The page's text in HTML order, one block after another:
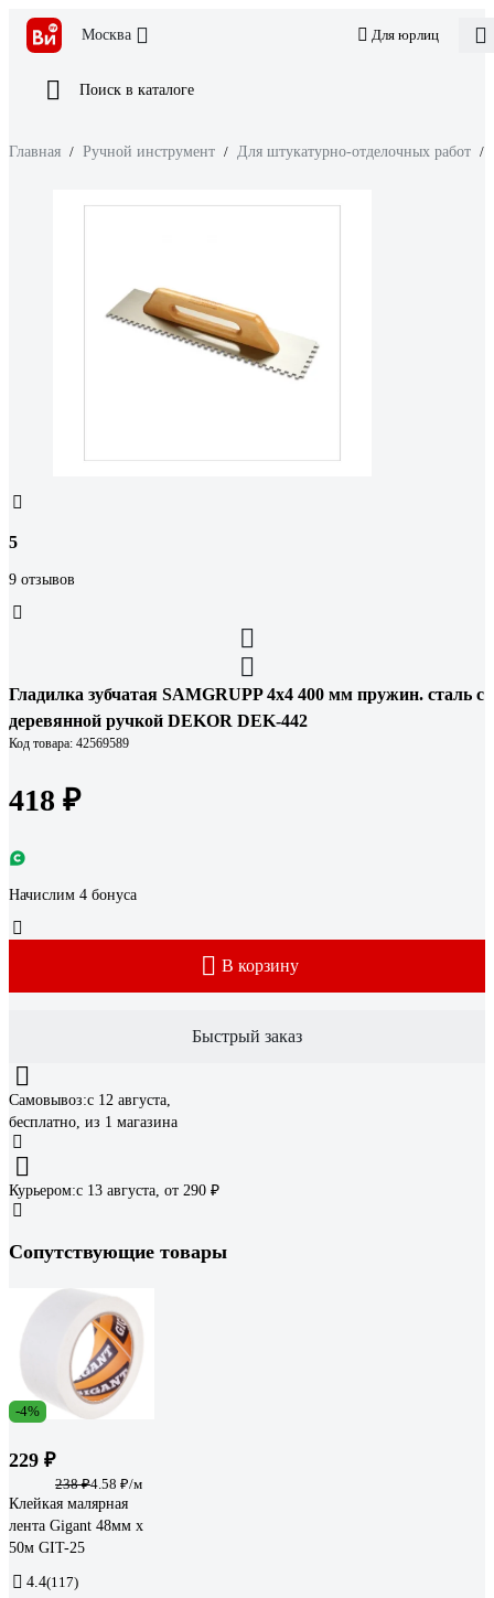
Москва Для юрлиц
Поиск в каталоге
Главная / Ручной инструмент / Для штукатурно-отделочных работ /
5
9 отзывов
Гладилка зубчатая SAMGRUPP 4х4 400 мм пружин. сталь с
деревянной ручкой DEKOR DEK-442
Код товара: 42569589
418 ₽
Начислим 4 бонуса
В корзину
Быстрый заказ
Самовывоз:c 12 августа,
бесплатно, из 1 магазина
Курьером:c 13 августа, от 290 ₽
Сопутствующие товары
-4%
229 ₽
238 ₽4.58 ₽/м
Клейкая малярная
лента Gigant 48мм x
50м GIT-25
4.4(117)